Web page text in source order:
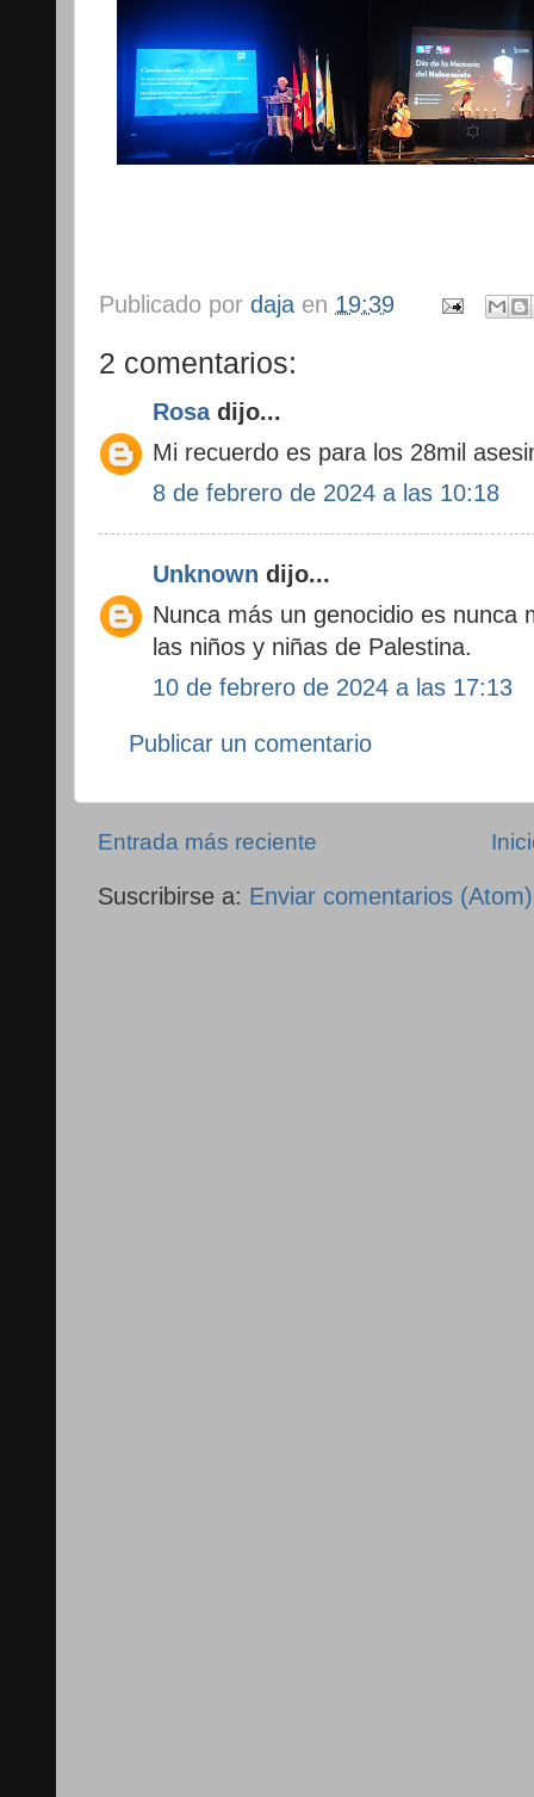
Publicado por daja en 19:39
2 comentarios:
Rosadijo...
Mi recuerdo es para los 28mil
8 de febrero de 2024 a las 10:18
Unknown dijo...
Nunca más un genocidio es nunca
las niños y niñas de Palestina.
10 de febrero de 2024 a las 17:13
Publicar un comentario
Entrada más reciente
Suscribirse a: Enviar comentarios (Atom)